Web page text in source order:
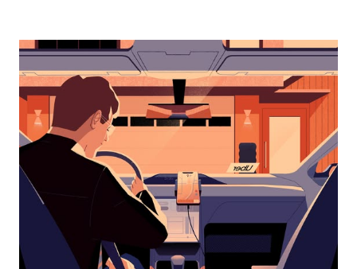
календарю
выбрать
дату.
Чтобы
закрыть
календарь,
нажмите
Esc.